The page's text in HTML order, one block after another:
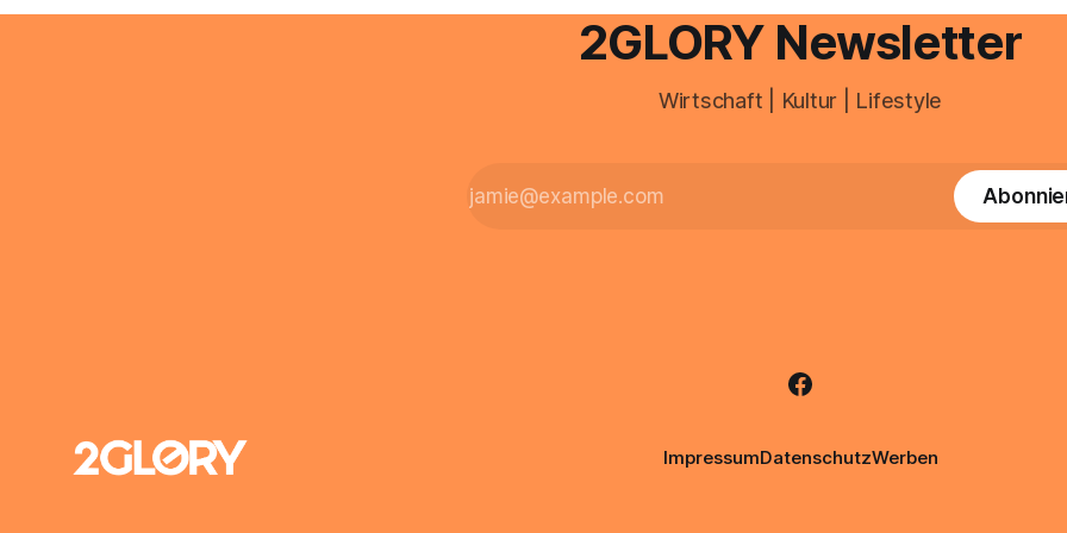
Intensivpflege bietet genau diese
zahlt sich professionelle Unterstützung
2GLORY Newsletter
Wirtschaft | Kultur | Lifestyle
ImpressumDatenschutzWerben